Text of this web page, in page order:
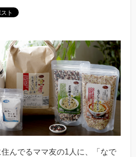
んでるママ友の1人に、「なで